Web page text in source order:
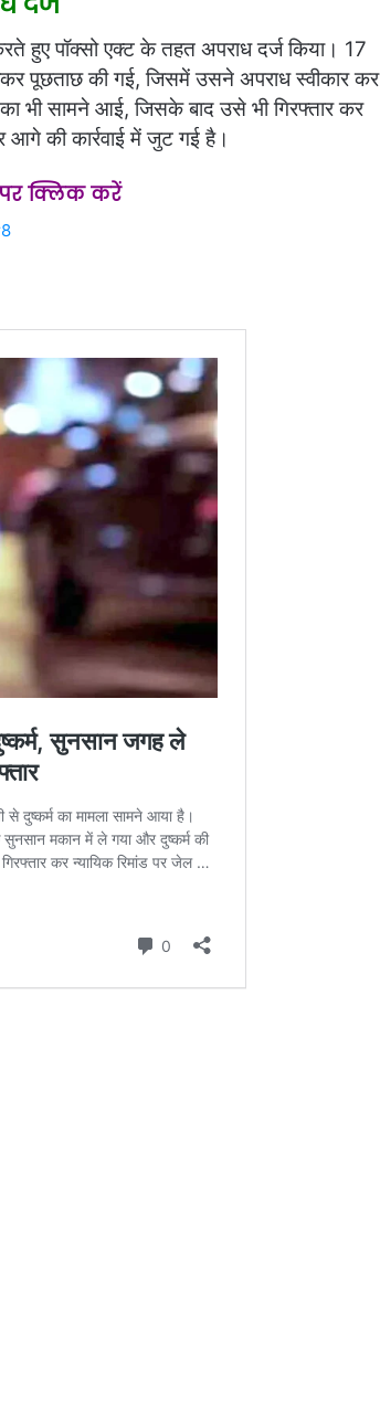
हुए पॉक्सो एक्ट के तहत अपराध दर्ज किया। 17
पूछताछ की गई, जिसमें उसने अपराध स्वीकार कर
भी सामने आई, जिसके बाद उसे भी गिरफ्तार कर
आगे की कार्रवाई में जुट गई है।
क्लिक करें